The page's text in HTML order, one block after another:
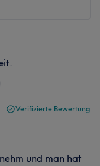
Verifizierte Bewertung
und man hat